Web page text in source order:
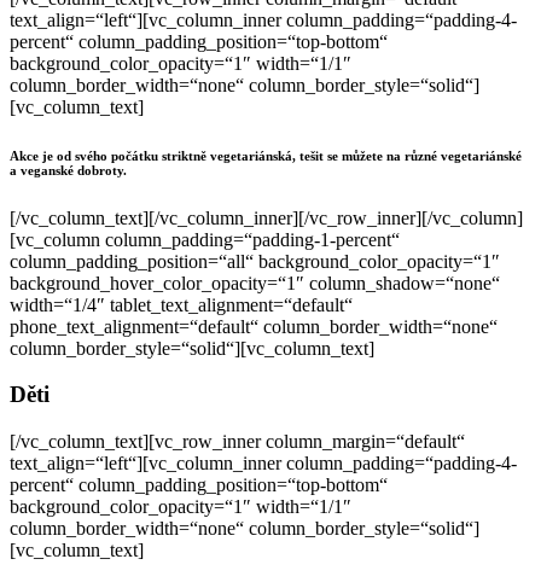
text_align=“left“][vc_column_inner column_padding=“padding-4-
percent“ column_padding_position=“top-bottom“
background_color_opacity=“1″ width=“1/1″
column_border_width=“none“ column_border_style=“solid“]
[vc_column_text]
Akce je od svého počátku striktně vegetariánská, tešit se můžete na různé vegetariánské
a veganské dobroty.
[/vc_column_text][/vc_column_inner][/vc_row_inner][/vc_column]
[vc_column column_padding=“padding-1-percent“
column_padding_position=“all“ background_color_opacity=“1″
background_hover_color_opacity=“1″ column_shadow=“none“
width=“1/4″ tablet_text_alignment=“default“
phone_text_alignment=“default“ column_border_width=“none“
column_border_style=“solid“][vc_column_text]
Děti
[/vc_column_text][vc_row_inner column_margin=“default“
text_align=“left“][vc_column_inner column_padding=“padding-4-
percent“ column_padding_position=“top-bottom“
background_color_opacity=“1″ width=“1/1″
column_border_width=“none“ column_border_style=“solid“]
[vc_column_text]